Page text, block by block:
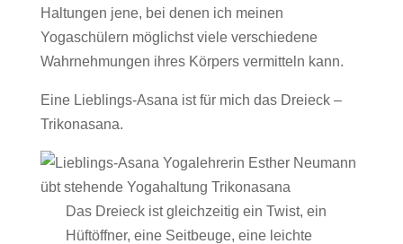
Haltungen jene, bei denen ich meinen
Yogaschülern möglichst viele verschiedene
Wahrnehmungen ihres Körpers vermitteln kann.
Eine Lieblings-Asana ist für mich das Dreieck –
Trikonasana.
Das Dreieck ist gleichzeitig ein Twist, ein
Hüftöffner, eine Seitbeuge, eine leichte